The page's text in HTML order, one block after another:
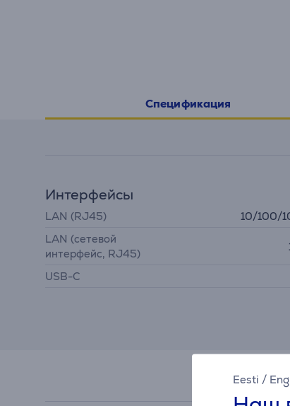
Eesti /
Спецификация
Интерфейсы
LAN (RJ45)
10/100/
LAN (сетевой
интерфейс, RJ45)
USB-C